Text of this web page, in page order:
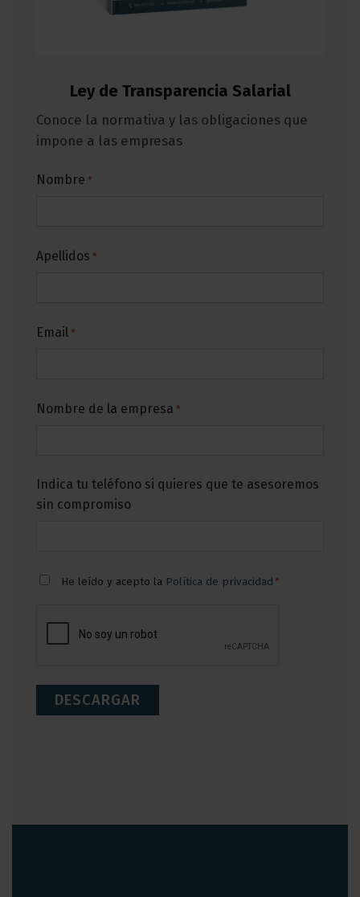
Ley de Transparencia Salarial
Conoce la normativa y las obligaciones que
impone a las empresas
Nombre *
Apellidos *
Email *
Nombre de la empresa *
Indica tu teléfono si quieres que te asesoremos
sin compromiso
Consentimiento
He leído y acepto la Política de privacidad *